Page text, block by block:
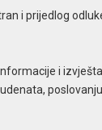
i prijedlog
i